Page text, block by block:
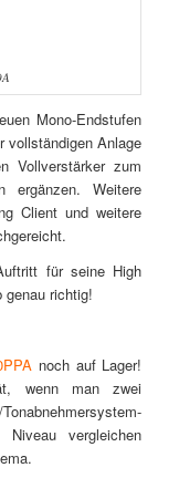
Mono-Endstufen
vollständigen Anlage
Vollverstärker zum
ergänzen. Weitere
Client und weitere
für seine High
genau richtig!
noch auf Lager!
wenn man zwei
Niveau vergleichen